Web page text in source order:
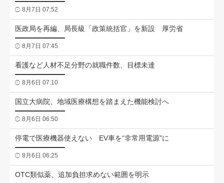
8月7日 07:52
医政局を再編、局長級「政策統括官」を新設 厚労省
8月7日 07:45
看護など人材不足分野の就職件数、目標未達
8月6日 07:10
国立大病院、地域医療構想を踏まえた機能検討へ
8月6日 06:50
停電で医療機器使えない EV車を“非常用電源”に
8月6日 06:25
OTC類似薬、追加負担求めない範囲を明示